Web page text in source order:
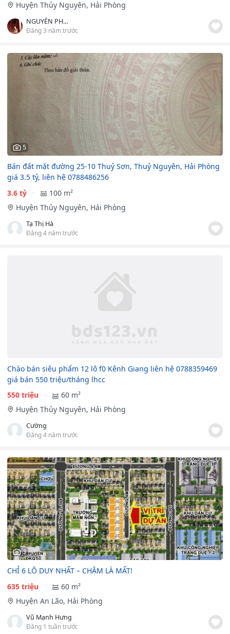
Huyện Thủy Nguyên, Hải Phòng
NGUYỄN PHƯỚC LỘC
Đăng 3 năm trước
5
Bán đất mặt đường 25-10 Thuỷ Sơn, Thuỷ Nguyên, Hải Phòng
giá 3.5 tỷ, liên hệ 0788486256
3.6 tỷ
100 m²
Huyện Thủy Nguyên, Hải Phòng
Tạ Thị Hà
Đăng 4 năm trước
Chào bán siêu phẩm 12 lô f0 Kênh Giang liên hệ 0788359469
giá bán 550 triệu/tháng lhcc
550 triệu
60 m²
Huyện Thủy Nguyên, Hải Phòng
Cường
Đăng 4 năm trước
3
CHỈ 6 LÔ DUY NHẤT – CHẬM LÀ MẤT!
635 triệu
60 m²
Huyện An Lão, Hải Phòng
Vũ Mạnh Hưng
Đăng 1 tuần trước